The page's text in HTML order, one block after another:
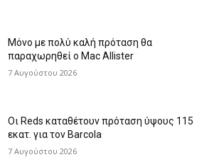
Μόνο με πολύ καλή πρόταση θα
παραχωρηθεί ο Mac Allister
7 Αυγούστου 2026
Οι Reds καταθέτουν πρόταση ύψους 115
εκατ. για τον Barcola
7 Αυγούστου 2026